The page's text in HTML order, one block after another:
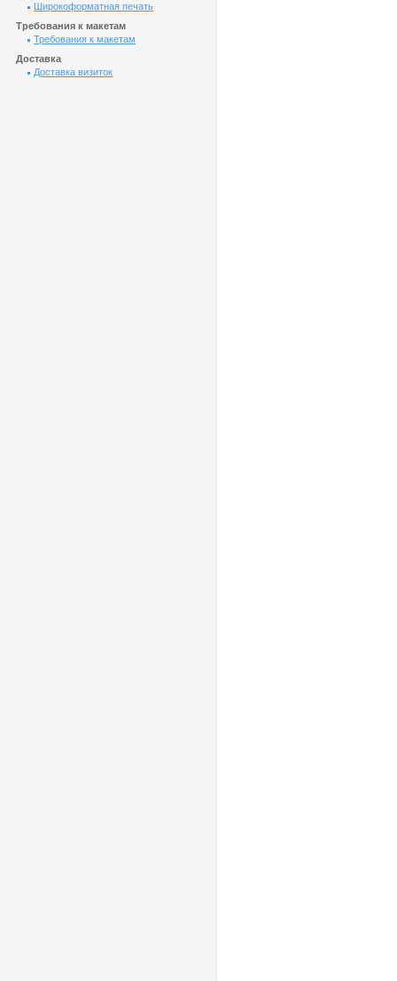
Широкоформатная печать
Требования к макетам
Требования к макетам
Доставка
Доставка визиток